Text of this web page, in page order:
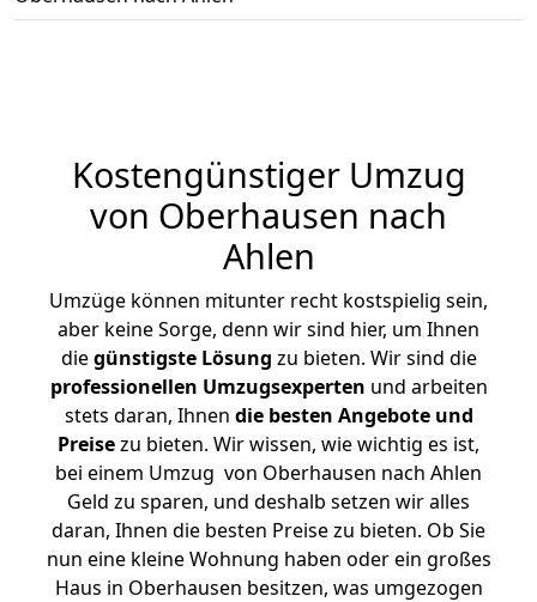
Kostengünstiger Umzug
von Oberhausen nach
Ahlen
Umzüge können mitunter recht kostspielig sein,
aber keine Sorge, denn wir sind hier, um Ihnen
diegünstigste Lösung zu bieten. Wir sind die
professionellen Umzugsexperten und arbeiten
stets daran, Ihnen die besten Angebote und
Preisezu bieten. Wir wissen, wie wichtig es ist,
bei einem Umzug von Oberhausen nach Ahlen
Geld zu sparen, und deshalb setzen wir alles
daran, Ihnen die besten Preise zu bieten. Ob Sie
nun eine kleine Wohnung haben oder ein großes
Haus in Oberhausen besitzen, was umgezogen